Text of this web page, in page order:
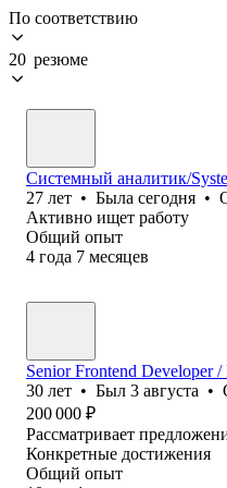
По соответствию
20 резюме
Системный аналитик/
27 лет • Была сегодня •
Активно ищет работу
Общий опыт
4 года 7 месяцев
Senior Frontend Developer
30 лет • Был 3 августа •
200 000 ₽
Рассматривает
Конкретные достижения
Общий опыт